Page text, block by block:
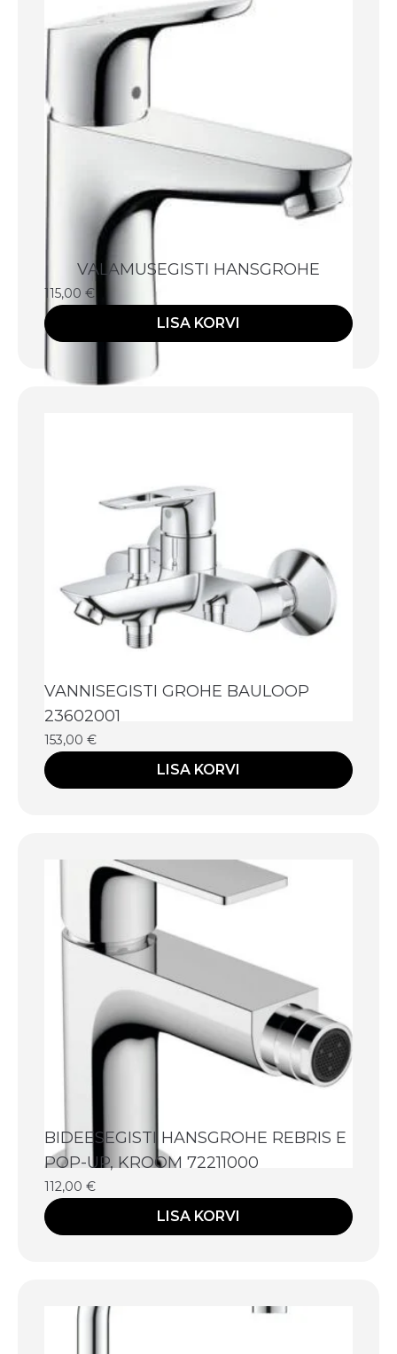
VALAMUSEGISTI HANSGROHE
115,00 €
LISA KORVI
VANNISEGISTI GROHE BAULOOP
23602001
153,00 €
LISA KORVI
BIDEESEGISTI HANSGROHE REBRIS E
POP-UP, KROOM 72211000
112,00 €
LISA KORVI